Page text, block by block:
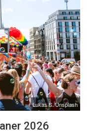
Lukas S./Unsplash
2026